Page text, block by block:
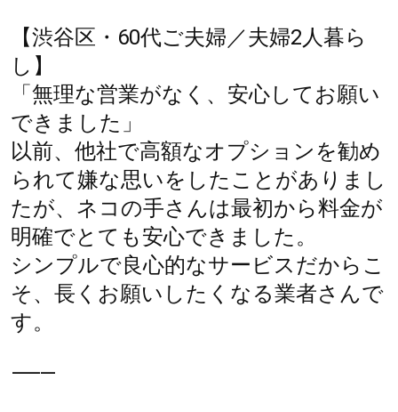
【渋谷区・60代ご夫婦／夫婦2人暮ら
し】
「無理な営業がなく、安心してお願い
できました」
以前、他社で高額なオプションを勧め
られて嫌な思いをしたことがありまし
たが、ネコの手さんは最初から料金が
明確でとても安心できました。
シンプルで良心的なサービスだからこ
そ、長くお願いしたくなる業者さんで
す。
⸻